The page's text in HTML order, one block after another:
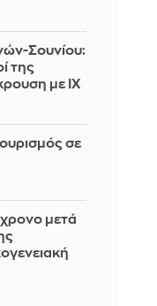
Σουνίου:
της
με ΙΧ
σε
μετά